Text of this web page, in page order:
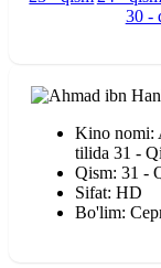
30 -
Kino nomi:
tilida 31 -
Qism: 31 -
Sifat: HD
Bo'lim: